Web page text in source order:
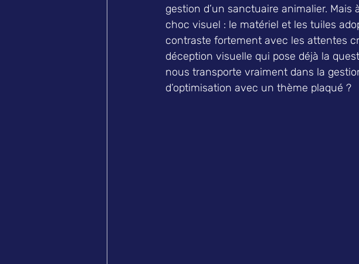
gestion d’un sanctuaire animalier.
choc visuel : le matériel et les tuiles
contraste fortement avec les attentes
déception visuelle qui pose déjà la
nous transporte vraiment dans la
d’optimisation avec un thème plaqué ?